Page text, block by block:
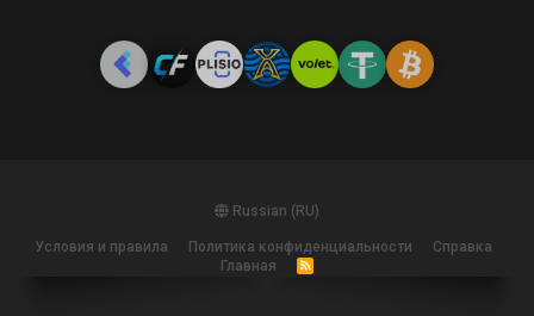
Russian (RU)
Условия и правила Политика конфиденциальности
Справка
Главная
R